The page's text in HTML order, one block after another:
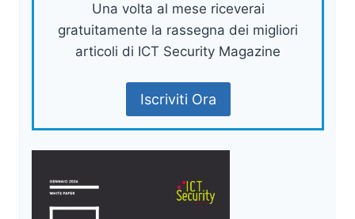
Una volta al mese riceverai
gratuitamente la rassegna dei migliori
articoli di ICT Security Magazine
Iscriviti Ora